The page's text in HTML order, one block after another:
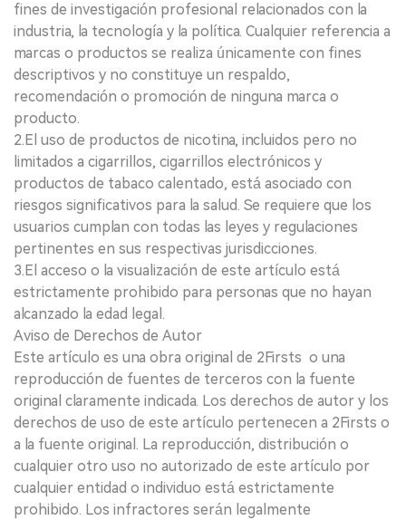
fines de investigación profesional relacionados con la
industria, la tecnología y la política. Cualquier referencia a
marcas o productos se realiza únicamente con fines
descriptivos y no constituye un respaldo,
recomendación o promoción de ninguna marca o
producto.
2.El uso de productos de nicotina, incluidos pero no
limitados a cigarrillos, cigarrillos electrónicos y
productos de tabaco calentado, está asociado con
riesgos significativos para la salud. Se requiere que los
usuarios cumplan con todas las leyes y regulaciones
pertinentes en sus respectivas jurisdicciones.
3.El acceso o la visualización de este artículo está
estrictamente prohibido para personas que no hayan
alcanzado la edad legal.
Aviso de Derechos de Autor
Este artículo es una obra original de 2Firsts o una
reproducción de fuentes de terceros con la fuente
original claramente indicada. Los derechos de autor y los
derechos de uso de este artículo pertenecen a 2Firsts o
a la fuente original. La reproducción, distribución o
cualquier otro uso no autorizado de este artículo por
cualquier entidad o individuo está estrictamente
prohibido. Los infractores serán legalmente